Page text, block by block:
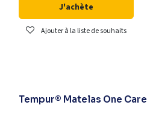
J'achète
Ajouter à la liste de souhaits
Tempur® Matelas One Care